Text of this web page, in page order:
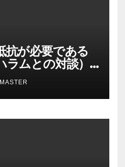
抗が必要である
ラムとの対談）
ズ・レポート